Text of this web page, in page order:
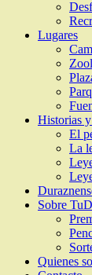
Lugares
Historias
El
La
Sobre
Quienes